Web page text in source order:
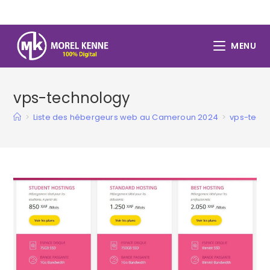
content
MENU
vps-technology
> Liste des hébergeurs web au Cameroun 2024 > vps-